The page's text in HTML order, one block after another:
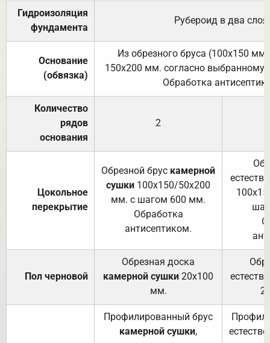
Гидроизоляция
фундамента
Рубероид в два слоя.
Основание
(обвязка)
Из обрезного бруса (100х150
150х200 мм. согласно выбранному
Обработка
Количество
рядов
основания
2
Цокольное
перекрытие
Обрезной брус камерной
сушки 100х150/50х200
мм. с шагом 600 мм.
Обработка
антисептиком.
Пол черновой
Обрезная доска
камерной сушки 20х100
мм.
Профилированный брус
камерной сушки,